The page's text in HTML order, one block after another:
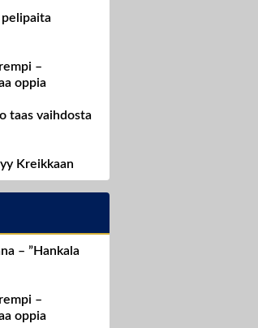
–
oppia
taas vaihdosta
Kreikkaan
– ”Hankala
–
oppia